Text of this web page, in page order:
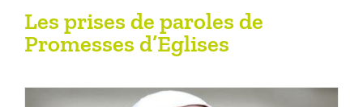
Les prises de paroles de
Promesses d’Eglises